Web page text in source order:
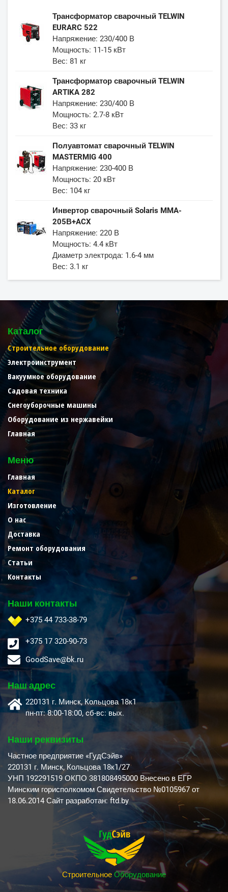
Трансформатор сварочный TELWIN
EURARC 522
Напряжение: 230/400 В
Мощность: 11-15 кВт
Вес: 81 кг
Трансформатор сварочный TELWIN
ARTIKA 282
Напряжение: 230/400 В
Мощность: 2.7-8 кВт
Вес: 33 кг
Полуавтомат сварочный TELWIN
MASTERMIG 400
Напряжение: 230-400 В
Мощность: 20 кВт
Вес: 104 кг
Инвертор сварочный Solaris MMA-
205В+ACX
Напряжение: 220 В
Мощность: 4.4 кВт
Диаметр электрода: 1.6-4 мм
Вес: 3.1 кг
Каталог
Строительное оборудование
Электроинструмент
Вакуумное оборудование
Садовая техника
Снегоуборочные машины
Оборудование из нержавейки
Главная
Меню
Главная
Каталог
Изготовление
О нас
Доставка
Ремонт оборудования
Статьи
Контакты
Наши контакты
+375 44 733-38-79
+375 17 320-90-73
GoodSave@bk.ru
Наш адрес
220131 г. Минск, Кольцова 18к1
пн-пт: 8:00-18:00, cб-вс: вых.
Наши реквизиты
Частное предприятие «ГудСэйв»
220131 г. Минск, Кольцова 18к1/27
УНП 192291519 ОКПО 381808495000 Внесено в ЕГР
Минским горисполкомом Свидетельство №0105967 от
18.06.2014 Сайт разработан: ftd.by
Строительное Оборудование